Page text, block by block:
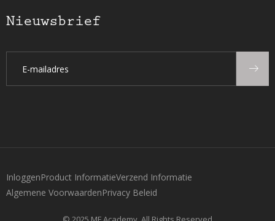
Nieuwsbrief
InloggenProduct InformatieVerzend Informatie
Algemene VoorwaardenPrivacy Beleid